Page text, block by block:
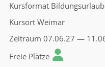
Kursformat Bildungsurlaub
Kursort Weimar
Zeitraum 07.06.27 —
Freie Plätze